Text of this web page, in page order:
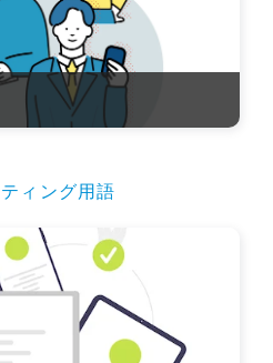
ィング用語